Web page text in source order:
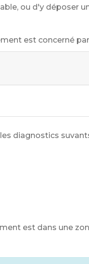
ou d'y déposer
est concerné
diagnostics
est dans une